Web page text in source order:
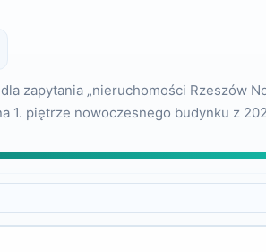
zapytania „nieruchomości Rzeszów
1. piętrze nowoczesnego budynku z